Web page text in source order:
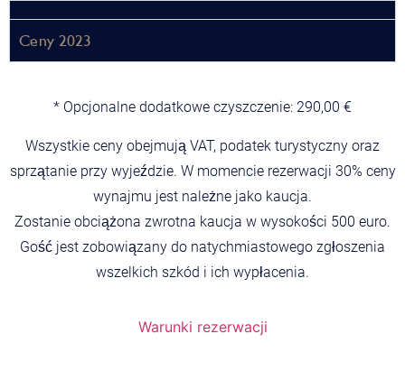
Ceny 2023
* Opcjonalne dodatkowe czyszczenie: 290,00 €
Wszystkie ceny obejmują VAT, podatek turystyczny oraz
sprzątanie przy wyjeździe. W momencie rezerwacji 30% ceny
wynajmu jest należne jako kaucja.
Zostanie obciążona zwrotna kaucja w wysokości 500 euro.
Gość jest zobowiązany do natychmiastowego zgłoszenia
wszelkich szkód i ich wypłacenia.
Warunki rezerwacji